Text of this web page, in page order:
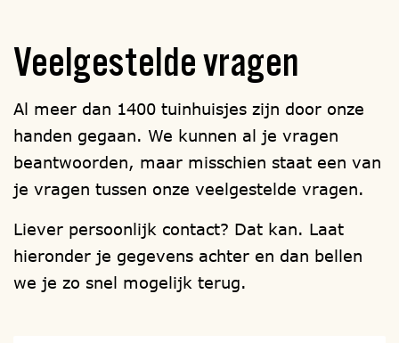
Veelgesteldevragen
Al meer dan 1400 tuinhuisjes zijn door onze
handen gegaan. We kunnen al je vragen
beantwoorden, maar misschien staat een van
je vragen tussen onze veelgestelde vragen.
Liever persoonlijk contact? Dat kan. Laat
hieronder je gegevens achter en dan bellen
we je zo snel mogelijk terug.